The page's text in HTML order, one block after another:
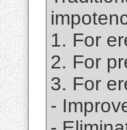
1. For
2. For
3. For
-